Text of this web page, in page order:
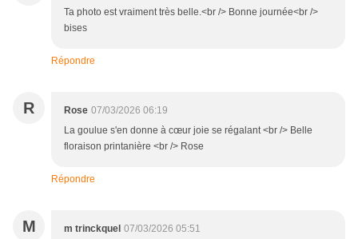
Ta photo est vraiment très belle.<br /> Bonne journée<br />
bises
Répondre
R Rose 07/03/2026 06:19
La goulue s'en donne à cœur joie se régalant <br /> Belle
floraison printanière <br /> Rose
Répondre
M m trinckquel 07/03/2026 05:51